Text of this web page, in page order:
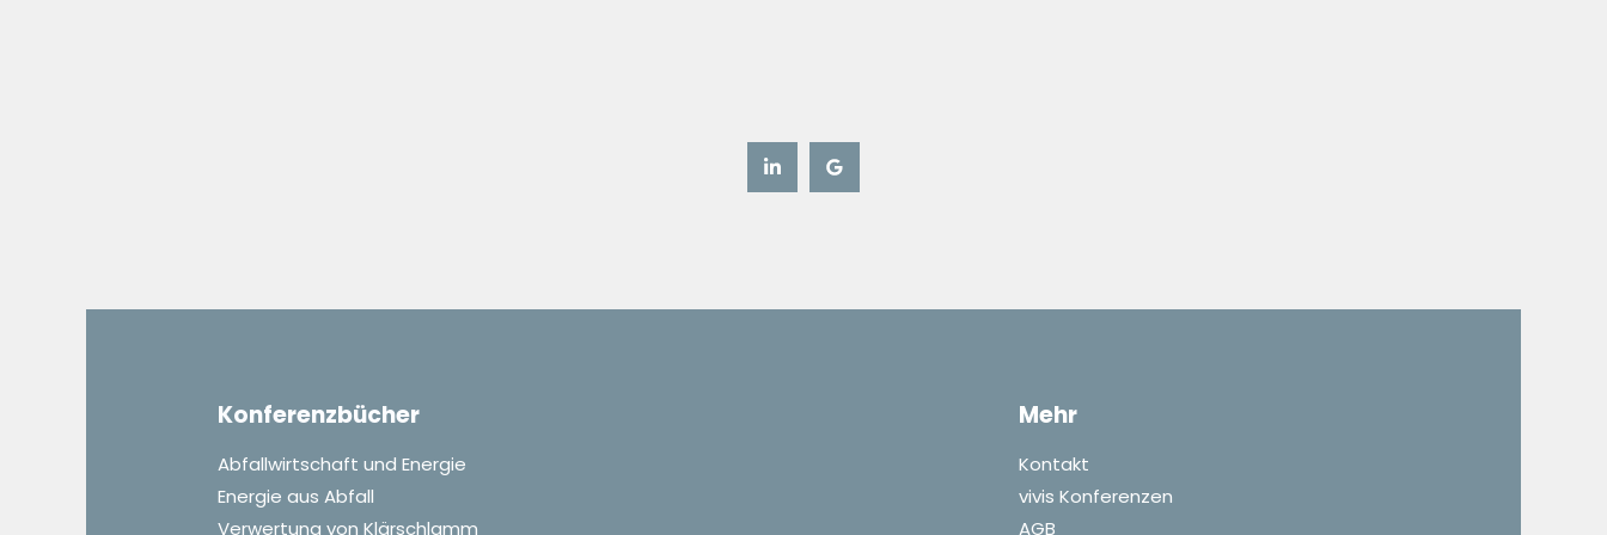
Konferenzbücher
Abfallwirtschaft und Energie
Energie aus Abfall
Verwertung von Klärschlamm
Mehr
Kontakt
vivis Konferenzen
AGB